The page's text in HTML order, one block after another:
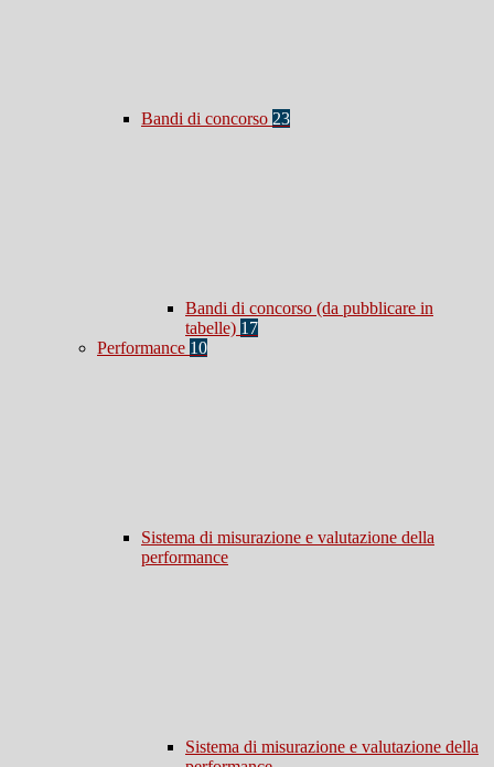
Bandi di concorso 23
Bandi di concorso (da pubblicare in
tabelle) 17
Performance 10
Sistema di misurazione e valutazione della
performance
Sistema di misurazione e valutazione della